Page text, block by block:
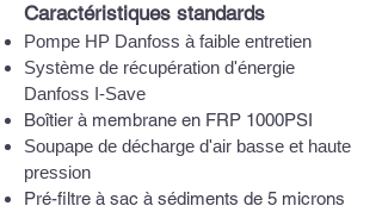
Caractéristiques standards
Pompe HP Danfoss à faible entretien
Système de récupération d'énergie
Danfoss I-Save
Boîtier à membrane en FRP 1000PSI
Soupape de décharge d'air basse et haute
pression
Pré-filtre à sac à sédiments de 5 microns